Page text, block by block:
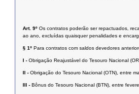
Art. 9º Os contratos poderão ser repactuados,
ao ano, excluídas quaisquer penalidades e
§ 1º Para contratos com saldos devedores
I - Obrigação Reajustável do Tesouro Nacional
II - Obrigação do Tesouro Nacional (OTN), entre
III - Bônus do Tesouro Nacional (BTN), entre